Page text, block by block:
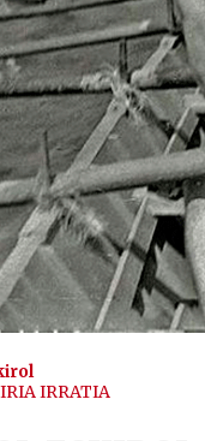
Arrosaren IX.
Mila esker
2021/11/11
Segura irratian
urteez
2021/07/22
Hala Bedi
2021/07/03
IRRATIA